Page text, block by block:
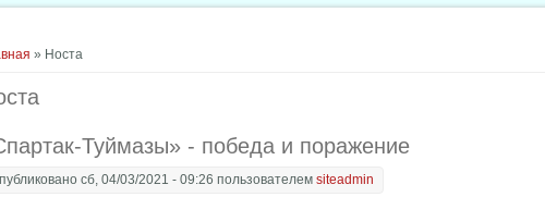
» Носта
Туймазы» - победа и поражение
сб, 04/03/2021 - 09:26 пользователемsiteadmin